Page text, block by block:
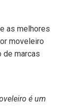
é um